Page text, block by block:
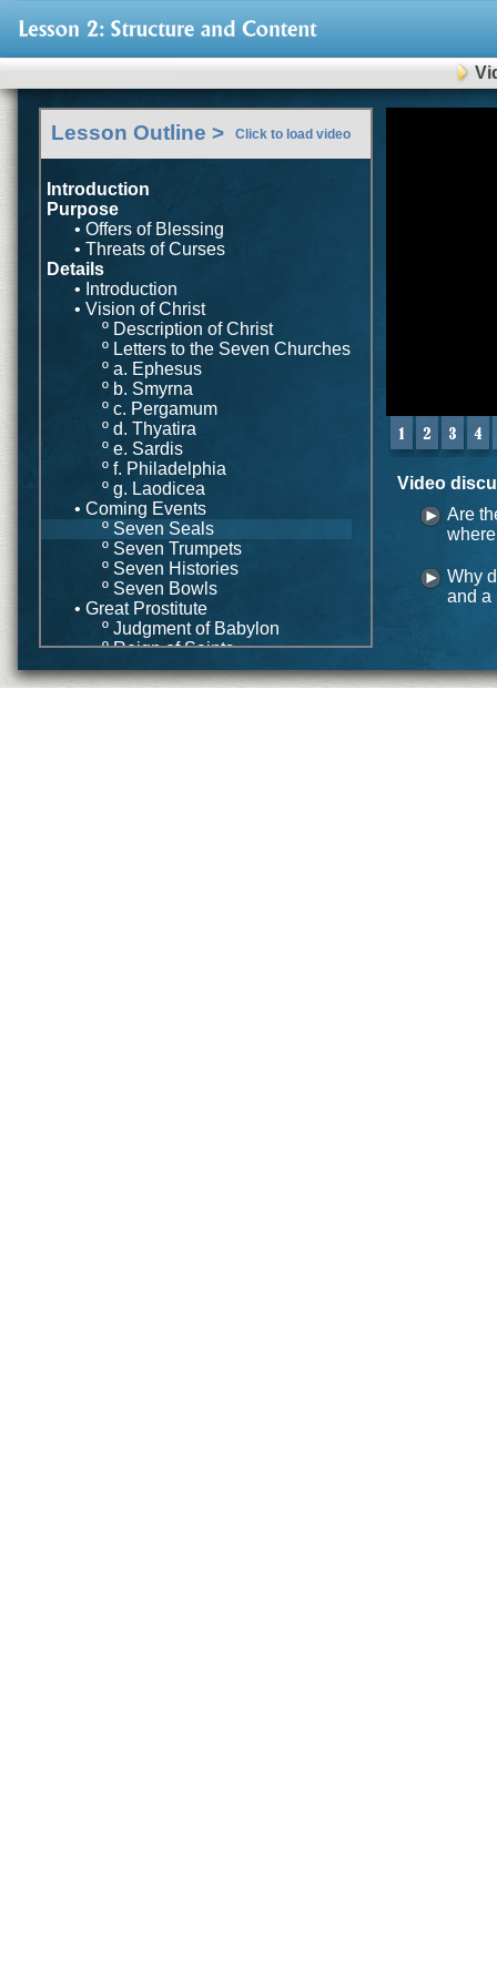
Video
Are
Why
and a
Lesson Outline > Click to load video
Introduction
Purpose
• Offers of Blessing
• Threats of Curses
Details
• Introduction
• Vision of Christ
º Description of Christ
º Letters to the Seven Churches
º a. Ephesus
º b. Smyrna
º c. Pergamum
º d. Thyatira
º e. Sardis
º f. Philadelphia
º g. Laodicea
• Coming Events
º Seven Seals
º Seven Trumpets
º Seven Histories
º Seven Bowls
• Great Prostitute
º Judgment of Babylon
º Reign of Saints
• Wife of Lamb
• Conclusion